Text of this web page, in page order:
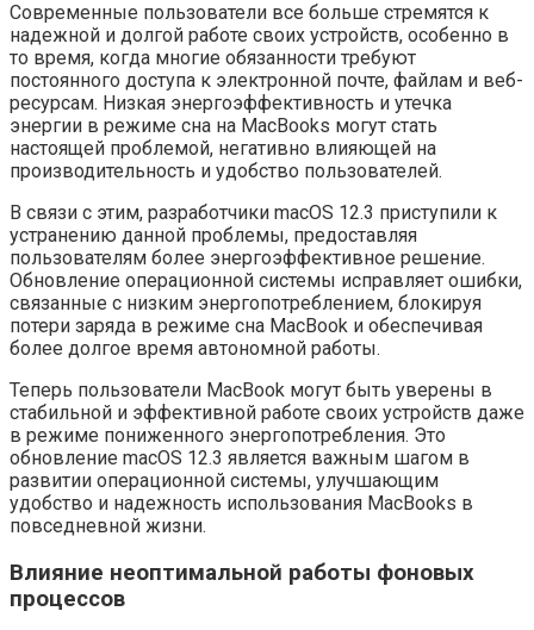
Современные пользователи все больше стремятся к
надежной и долгой работе своих устройств, особенно в
то время, когда многие обязанности требуют
постоянного доступа к электронной почте, файлам и веб-
ресурсам. Низкая энергоэффективность и утечка
энергии в режиме сна на MacBooks могут стать
настоящей проблемой, негативно влияющей на
производительность и удобство пользователей.
В связи с этим, разработчики macOS 12.3 приступили к
устранению данной проблемы, предоставляя
пользователям более энергоэффективное решение.
Обновление операционной системы исправляет ошибки,
связанные с низким энергопотреблением, блокируя
потери заряда в режиме сна MacBook и обеспечивая
более долгое время автономной работы.
Теперь пользователи MacBook могут быть уверены в
стабильной и эффективной работе своих устройств даже
в режиме пониженного энергопотребления. Это
обновление macOS 12.3 является важным шагом в
развитии операционной системы, улучшающим
удобство и надежность использования MacBooks в
повседневной жизни.
Влияние неоптимальной работы фоновых
процессов